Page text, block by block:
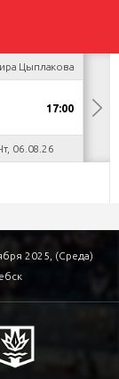
Цыплакова
17:00
Чт, 06.08.26
2025, (Среда)